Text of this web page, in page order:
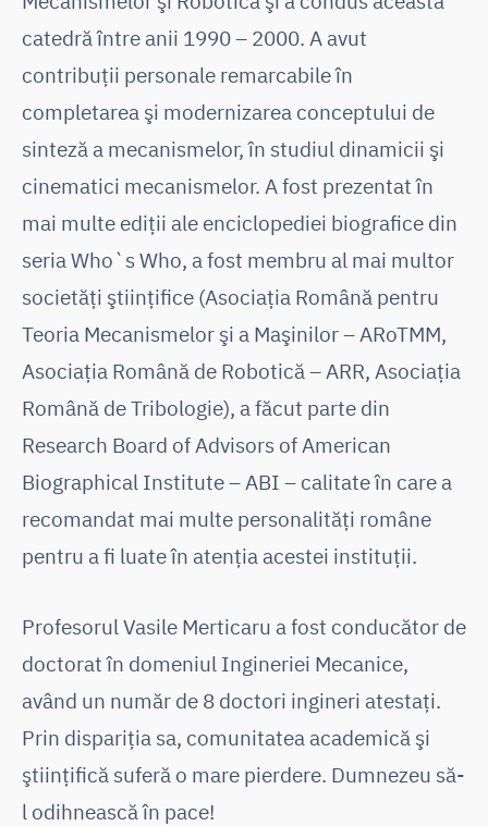
catedră între anii 1990 – 2000. A avut
contribuţii personale remarcabile în
completarea şi modernizarea conceptului de
sinteză a mecanismelor, în studiul dinamicii şi
cinematici mecanismelor. A fost prezentat în
mai multe ediţii ale enciclopediei biografice din
seria Who`s Who, a fost membru al mai multor
societăţi ştiinţifice (Asociaţia Română pentru
Teoria Mecanismelor şi a Maşinilor – ARoTMM,
Asociaţia Română de Robotică – ARR, Asociaţia
Română de Tribologie), a făcut parte din
Research Board of Advisors of American
Biographical Institute – ABI – calitate în care a
recomandat mai multe personalități române
pentru a fi luate în atenţia acestei instituţii.
Profesorul Vasile Merticaru a fost conducător de
doctorat în domeniul Ingineriei Mecanice,
având un număr de 8 doctori ingineri atestaţi.
Prin dispariţia sa, comunitatea academică şi
ştiinţifică suferă o mare pierdere. Dumnezeu să-
l odihnească în pace!